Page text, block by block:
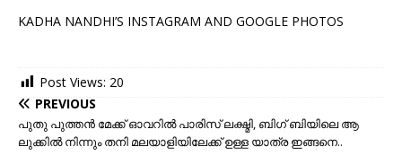
KADHA NANDHI’S INSTAGRAM AND GOOGLE PHOTOS
Post Views: 20
PREVIOUS
പുതു പുത്തന്‍ മേക്ക് ഓവറില്‍ പാരിസ് ലക്ഷ്മി, ബിഗ്‌ ബിയിലെ ആ
ലുക്കില്‍ നിന്നും തനി മലയാളിയിലേക്ക് ഉള്ള യാത്ര ഇങ്ങനെ..